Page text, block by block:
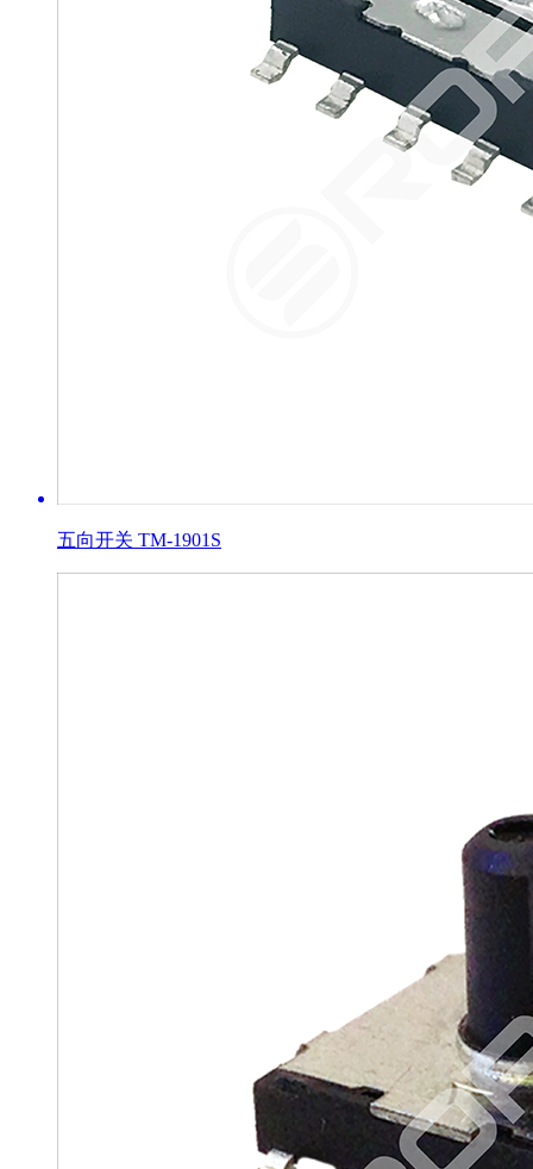
五向开关 TM-1901S